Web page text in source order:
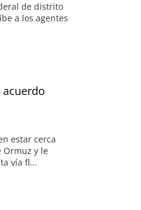
de distrito
a los agentes
acuerdo
estar cerca
y le
vía fl...